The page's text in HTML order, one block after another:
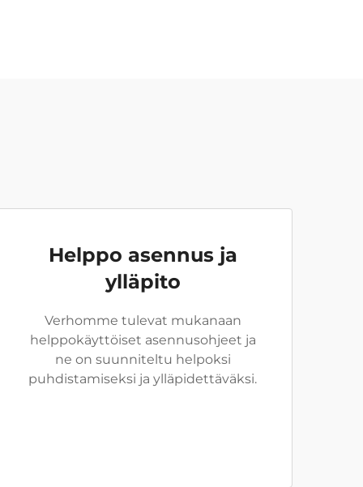
Helppo asennus ja
ylläpito
Verhomme tulevat mukanaan
helppokäyttöiset asennusohjeet ja
ne on suunniteltu helpoksi
puhdistamiseksi ja ylläpidettäväksi.